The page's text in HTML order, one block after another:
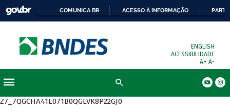
COMUNICA BR ACESSO À INFORMAÇÃO
ENGLISH
ACESSIBILIDADE
A+ A-
Z7_7QGCHA41L071B0QGLVK8P22GJ0